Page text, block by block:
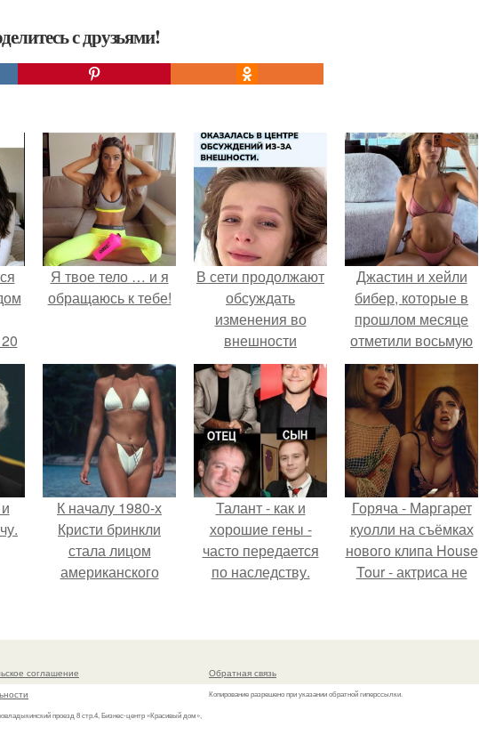
с друзьями!
Я твое тело … и я
обращаюсь к тебе!
В сети продолжают
обсуждать
изменения во
внешности
актрисы.
Джастин и хейли
бибер, которые в
прошлом месяце
отметили восьмую
годовщину
помолвки, показали
новые фото с
совместного
отдыха.
К началу 1980-х
Кристи бринкли
стала лицом
американского
воплощением
привлекательности.
Талант - как и
хорошие гены -
часто передается
по наследству.
Горяча - Маргарет
куолли на съёмках
нового клипа House
Tour - актриса не
выступила в роли
соглашение
проезд 8 стр.4, Бизнес-центр «Красивый дом»,
Обратная связь
Копирование разрешено при указании обратной гиперссылки.